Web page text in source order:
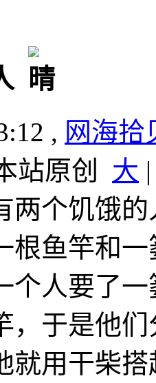
, 网海拾
站原创 大
个饥饿的
根鱼竿和
个人要了
，于是他
就用干柴